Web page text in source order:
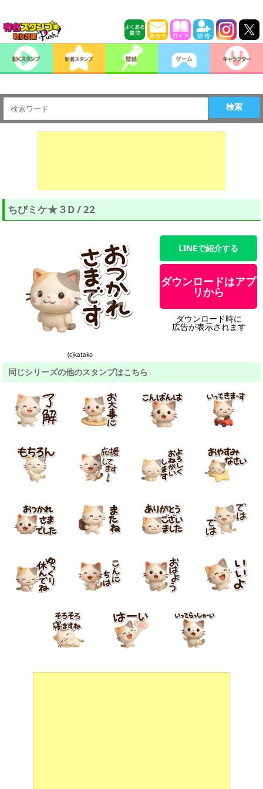
検索
ちびミケ★３D / 22
(c)katako
LINEで紹介する
ダウンロードはアプ
リから
ダウンロード時に
広告が表示されます
同じシリーズの他のスタンプはこちら